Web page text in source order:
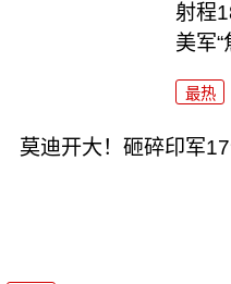
射程
美军“
最热
莫迪开大！砸碎印军